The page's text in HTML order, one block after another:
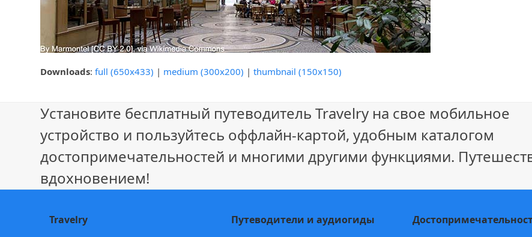
Downloads:full (650x433) | medium (300x200) |thumbnail (150x150)
Установите бесплатный путеводитель Travelry на свое мобильное
устройство и пользуйтесь оффлайн-картой, удобным каталогом
достопримечательностей и многими другими функциями.
вдохновением!
Travelry Путеводители и аудиогиды